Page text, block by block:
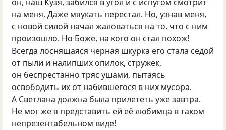
на меня. Даже мяукать перестал. Но, узнав меня,
с новой силой начал жаловаться на то, что с ним
произошло. Но Боже, на кого он стал похож!
Всегда лоснящаяся черная шкурка его стала седой
от пыли и налипших опилок, стружек,
он беспрестанно тряс ушами, пытаясь
освободить их от набившегося в них мусора.
А Светлана должна была прилететь уже завтра.
Не мог же я представить ей её любимца в таком
непрезентабельном виде!